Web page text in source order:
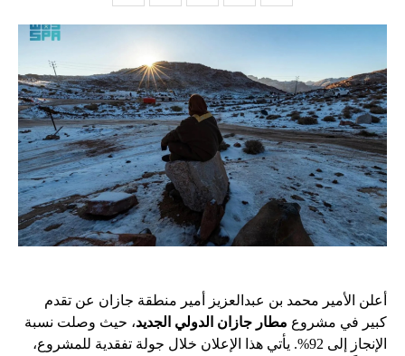
أعلن الأمير محمد بن عبدالعزيز أمير منطقة جازان عن تقدم
كبير في مشروع مطار جازان الدولي الجديد، حيث وصلت نسبة
الإنجاز إلى 92%. يأتي هذا الإعلان خلال جولة تفقدية للمشروع،